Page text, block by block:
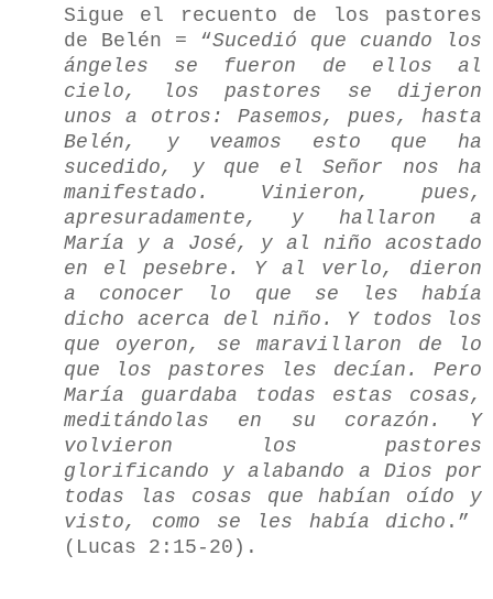
Sigue el recuento de los pastores
de Belén = “Sucedió que cuando los
ángeles se fueron de ellos al
cielo, los pastores se dijeron
unos a otros: Pasemos, pues, hasta
Belén, y veamos esto que ha
sucedido, y que el Señor nos ha
manifestado. Vinieron, pues,
apresuradamente, y hallaron a
María y a José, y al niño acostado
en el pesebre. Y al verlo, dieron
a conocer lo que se les había
dicho acerca del niño. Y todos los
que oyeron, se maravillaron de lo
que los pastores les decían. Pero
María guardaba todas estas cosas,
meditándolas en su corazón. Y
volvieron los pastores
glorificando y alabando a Dios por
todas las cosas que habían oído y
visto, como se les había dicho .”
(Lucas 2:15-20).